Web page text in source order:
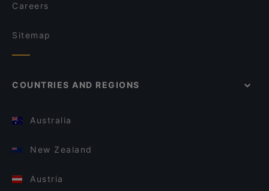
Careers
Sitemap
COUNTRIES AND REGIONS
Australia
New Zealand
Austria